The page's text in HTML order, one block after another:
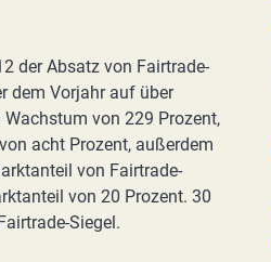
der Absatz von Fairtrade-
dem Vorjahr auf über
von 229 Prozent,
acht Prozent, außerdem
von Fairtrade-
von 20 Prozent. 30
Siegel.